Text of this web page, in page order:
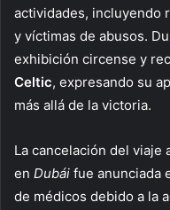
actividades, incluyendo
y víctimas de abusos.
exhibición circense y
Celtic, expresando su
más allá de la victoria.
La cancelación del viaje
en Dubái fue anunciada
de médicos debido a la